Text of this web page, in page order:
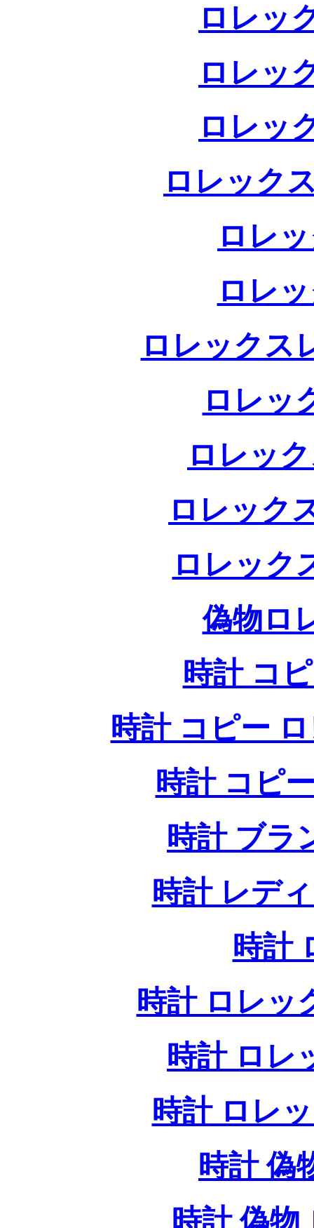
ロレッ
ロレッ
ロレッ
ロレック
ロレ
ロレ
ロレックス
ロレッ
ロレッ
ロレック
ロレック
偽物ロ
時計 コ
時計 コピー
時計 コピ
時計 ブラ
時計 レデ
時計
時計 ロレッ
時計 ロレ
時計 ロレ
時計 偽
時計 偽物